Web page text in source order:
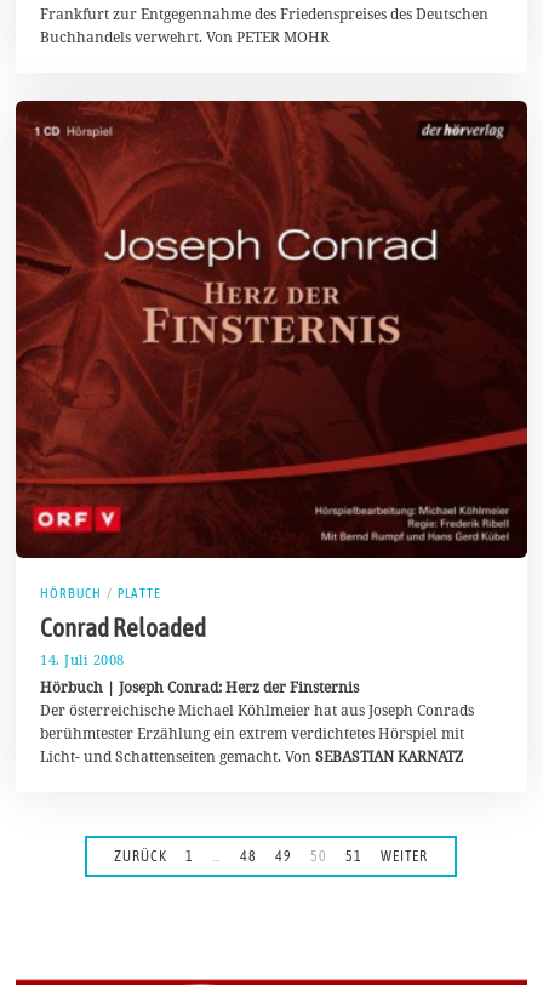
Frankfurt zur Entgegennahme des Friedenspreises des Deutschen
Buchhandels verwehrt. Von PETER MOHR
HÖRBUCH / PLATTE
Conrad Reloaded
14. Juli 2008
2
.
J
u
n
0
Hörbuch | Joseph Conrad: Herz der Finsternis
Der österreichische Michael Köhlmeier hat aus Joseph Conrads
berühmtester Erzählung ein extrem verdichtetes Hörspiel mit
Licht- und Schattenseiten gemacht. VonSEBASTIAN KARNATZ
ZURÜCK 1 … 48 49 50 51 WEITER